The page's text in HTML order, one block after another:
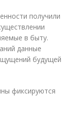
получили
в быту.
данные
будущей
фиксируются